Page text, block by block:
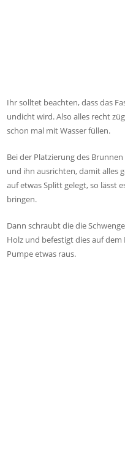
Ihr solltet beachten, dass das
undicht wird. Also alles recht
schon mal mit Wasser füllen.
Bei der Platzierung des
und ihn ausrichten, damit alles
auf etwas Splitt gelegt, so lässt
bringen.
Dann schraubt die die
Holz und befestigt dies auf dem
Pumpe etwas raus.